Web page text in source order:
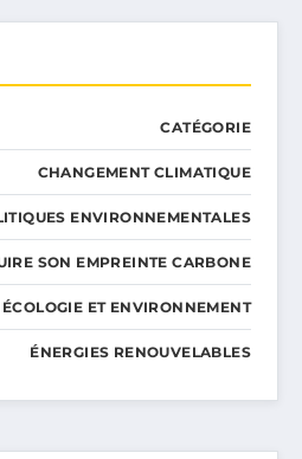
CATÉGORIE
CHANGEMENT CLIMATIQUE
ENVIRONNEMENTALES
SON EMPREINTE CARBONE
ÉCOLOGIE ET ENVIRONNEMENT
ÉNERGIES RENOUVELABLES